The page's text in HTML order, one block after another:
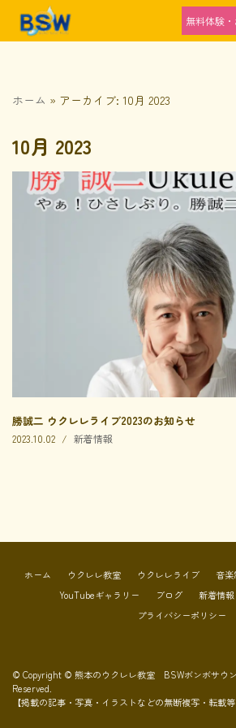
コ
ン
へ
無料体験
ホーム » アーカイブ: 10月 2023
10月 2023
勝誠二 ウクレレライブ2023のお知らせ
2023.10.02 新着情報
ホーム ウクレレ教室 ウクレレライブ 音楽
YouTubeギャラリー
ブログ 新着情報
プライバシーポリシー
© Copyright © 熊本のウクレレ教室 BSWボンボサウ
Reserved.
【掲載の記事・写真・イラストなどの無断複写・転載等